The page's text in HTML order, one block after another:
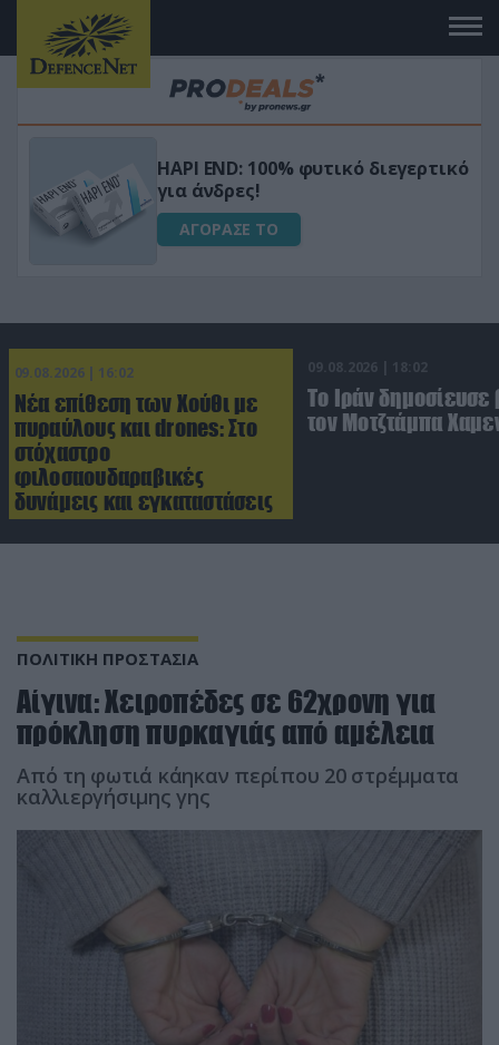
Μεταμόρφωσε τον κήπο σου με το
Ultra Box Μίνι Αλυσοπρίονο με
μπαταρία λιθίου
ΑΓΟΡΑΣΕ ΤΟ
09.08.2026 | 16:02
Νέα επίθεση των Χούθι με
πυραύλους και drones: Στο
στόχαστρο
φιλοσαουδαραβικές
δυνάμεις και εγκαταστάσεις
09.08.2026 | 18:02
Το Ιράν δημοσίευσε
τον Μοτζτάμπα
ΠΟΛΙΤΙΚΗ ΠΡΟΣΤΑΣΙΑ
Αίγινα: Χειροπέδες σε 62χρονη για
πρόκληση πυρκαγιάς από αμέλεια
Από τη φωτιά κάηκαν περίπου 20 στρέμματα
καλλιεργήσιμης γης